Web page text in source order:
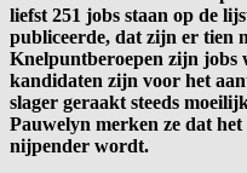
liefst 251 jobs staan op de
publiceerde, dat zijn er tien
Knelpuntberoepen zijn jobs
kandidaten zijn voor het
slager geraakt steeds
Pauwelyn merken ze dat
nijpender wordt.